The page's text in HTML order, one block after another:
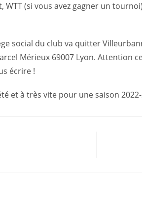
(si vous avez gagner un
social du club va quitter
Mérieux 69007 Lyon. Attention
écrire !
et à très vite pour une saison